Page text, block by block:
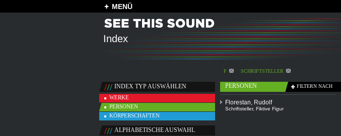
MENÜ
Index
F SCHRIFTSTELLER
INDEX TYP AUSWÄHLEN
WERKE
PERSONEN
KÖRPERSCHAFTEN
ALPHABETISCHE AUSWAHL
PERSONEN FILTERN NACH
Florestan, Rudolf
Schriftsteller, Fiktive Figur